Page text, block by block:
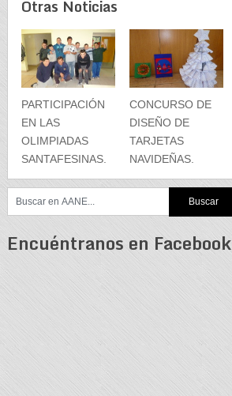
Otras Noticias
PARTICIPACIÓN
EN LAS
OLIMPIADAS
SANTAFESINAS.
CONCURSO DE
DISEÑO DE
TARJETAS
NAVIDEÑAS.
Encuéntranos en Facebook